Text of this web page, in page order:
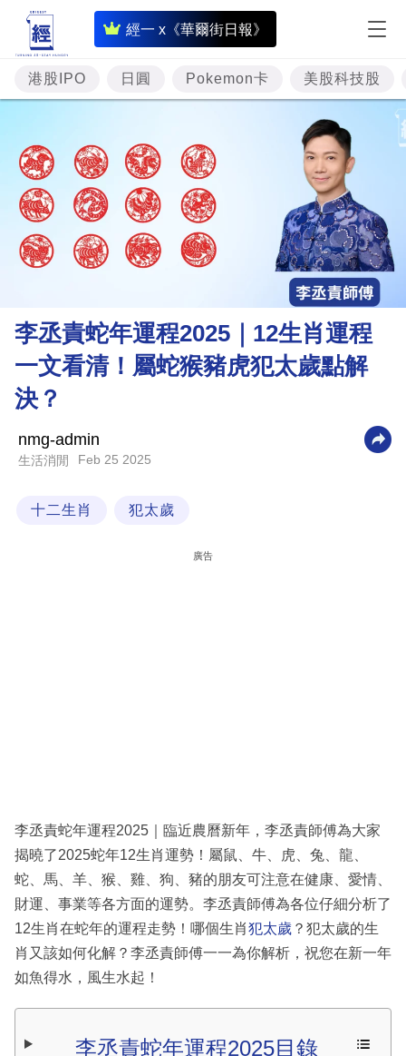
經一 x《華爾街日報》
即
時
財
經
題
資
樓
財
商
技
港股IPO 日圓 Pokemon卡 美股科技股
李丞責蛇年運程2025｜12生肖運程
一文看清！屬蛇猴豬虎犯太歲點解
決？
nmg-admin
生活消閒 Feb 25 2025
十二生肖 犯太歲
廣告
李丞責蛇年運程2025｜臨近農曆新年，李丞責師傅為大家
揭曉了2025蛇年12生肖運勢！屬鼠、牛、虎、兔、龍、
蛇、馬、羊、猴、雞、狗、豬的朋友可注意在健康、愛情、
財運、事業等各方面的運勢。李丞責師傅為各位仔細分析了
12生肖在蛇年的運程走勢！哪個生肖犯太歲 ？犯太歲的生
肖又該如何化解？李丞責師傅一一為你解析，祝您在新一年
如魚得水，風生水起！
李丞責蛇年運程2025目錄